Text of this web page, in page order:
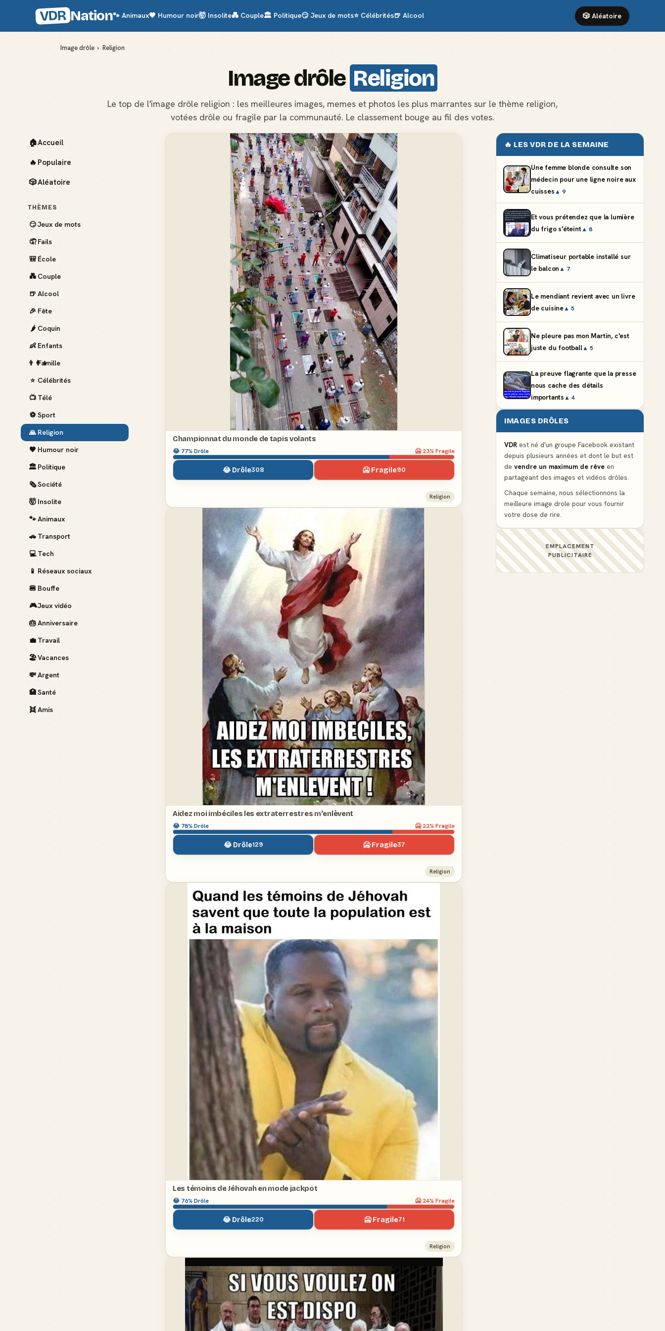
VDR Nation🐾 Animaux🖤 Humour noir🤯 Insolite💑 Couple🏛️ Politique😏 Jeux de mots⭐ Célébrités🍺 Alcool 🎲 Aléatoire
Image drôle › Religion
Image drôle Religion
Le top de l'image drôle religion : les meilleures images, memes et photos les plus marrantes sur le thème religion,
votées drôle ou fragile par la communauté. Le classement bouge au fil des votes.
🏠Accueil
🔥 Populaire
🎲Aléatoire
THÈMES
😏Jeux de mots
🤦 Fails
🎒 École
💑 Couple
🍺 Alcool
🎉 Fête
🌶️ Coquin
👶 Enfants
👨‍👩‍👧
Famille
⭐ Célébrités
📺 Télé
⚽ Sport
🙏 Religion
🖤 Humour noir
🏛️ Politique
🗞️Société
🤯 Insolite
🐾Animaux
🚗 Transport
💻 Tech
📱 Réseaux sociaux
🍔 Bouffe
🎮Jeux vidéo
🎂Anniversaire
💼 Travail
🏖️Vacances
💸Argent
🏥Santé
👯Amis
Championnat du monde de tapis volants
😂 77% Drôle 🥶23% Fragile
😂 Drôle308 🥶 Fragile90
Religion
Aidez moi imbéciles les extraterrestres m'enlèvent
😂 78% Drôle 🥶22% Fragile
😂 Drôle129 🥶 Fragile37
Religion
Les témoins de Jéhovah en mode jackpot
😂 76% Drôle 🥶24% Fragile
😂 Drôle220 🥶 Fragile71
Religion
🔥 LES VDR DE LA SEMAINE
Une femme blonde consulte son
médecin pour une ligne noire aux
cuisses▲ 9
Et vous prétendez que la lumière
du frigo s'éteint▲ 8
Climatiseur portable installé sur
le balcon▲ 7
Le mendiant revient avec un livre
de cuisine▲ 5
Ne pleure pas mon Martin, c'est
juste du football▲ 5
La preuve flagrante que la presse
nous cache des détails
importants▲ 4
IMAGES DRÔLES
VDR est né d'un groupe Facebook existant
depuis plusieurs années et dont le but est
de vendre un maximum de rêve en
partageant des images et vidéos drôles.
Chaque semaine, nous sélectionnons la
meilleure image drole pour vous fournir
votre dose de rire.
EMPLACEMENT
PUBLICITAIRE